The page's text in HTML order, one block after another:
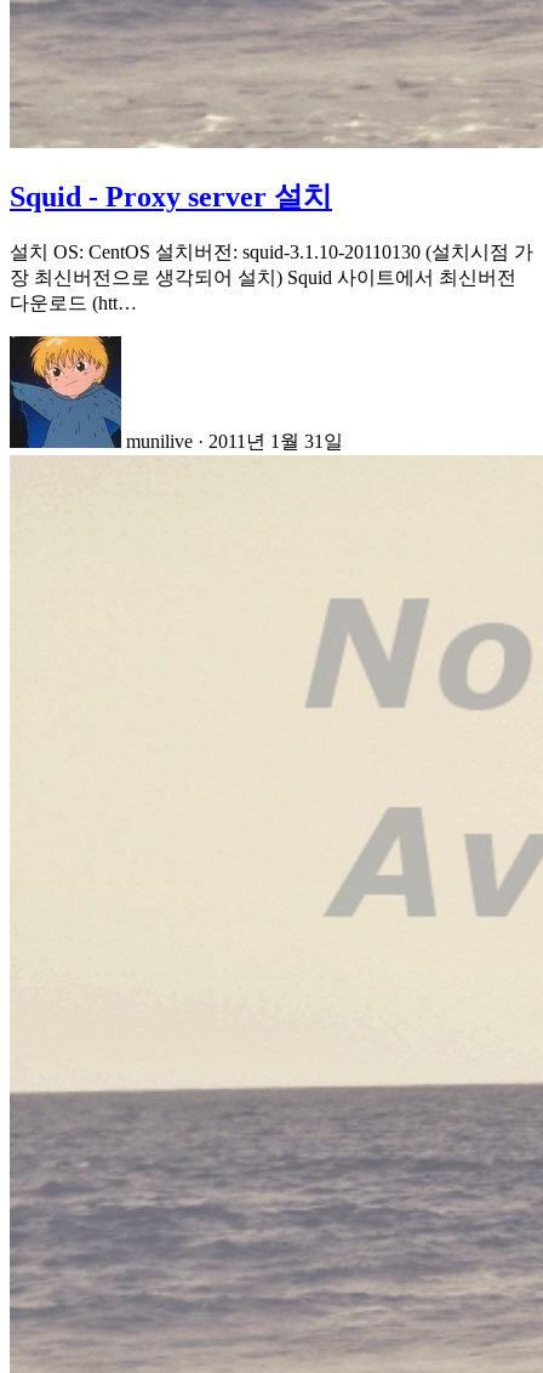
Squid - Proxy server 설치
설치 OS: CentOS 설치버전: squid-3.1.10-20110130 (설치시점 가
장 최신버전으로 생각되어 설치) Squid 사이트에서 최신버전
다운로드 (htt…
munilive · 2011년 1월 31일